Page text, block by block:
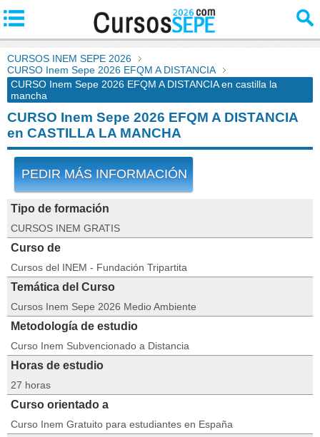
CURSOS INEM SEPE 2026
CURSO Inem Sepe 2026 EFQM A DISTANCIA
CURSO Inem Sepe 2026 EFQM A DISTANCIA en castilla la
mancha
CURSO Inem Sepe 2026 EFQM A DISTANCIA
en CASTILLA LA MANCHA
PEDIR MÁS INFORMACIÓN
Tipo de formación
CURSOS INEM GRATIS
Curso de
Cursos del INEM - Fundación Tripartita
Temática del Curso
Cursos Inem Sepe 2026 Medio Ambiente
Metodología de estudio
Curso Inem Subvencionado a Distancia
Horas de estudio
27 horas
Curso orientado a
Curso Inem Gratuito para estudiantes en España